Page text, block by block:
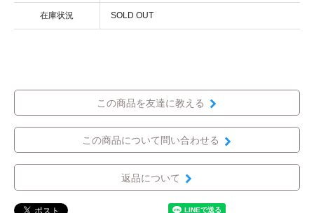
在庫状況 SOLD OUT
この商品を友達に教える
この商品について問い合わせる
返品について